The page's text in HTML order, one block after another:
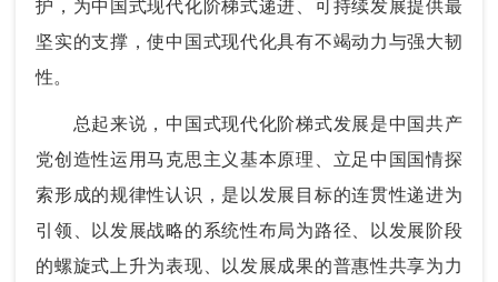
护，为中国式现代化阶梯式递进、可持续发展提供最
坚实的支撑，使中国式现代化具有不竭动力与强大韧
性。
总起来说，中国式现代化阶梯式发展是中国共产
党创造性运用马克思主义基本原理、立足中国国情探
索形成的规律性认识，是以发展目标的连贯性递进为
引领、以发展战略的系统性布局为路径、以发展阶段
的螺旋式上升为表现、以发展成果的普惠性共享为力